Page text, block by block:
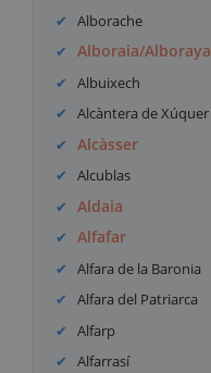
Alborache
Alboraia/Alboraya
Albuixech
Alcàntera de Xúquer
Alcàsser
Alcublas
Aldaia
Alfafar
Alfara de la Baronia
Alfara del Patriarca
Alfarp
Alfarrasí